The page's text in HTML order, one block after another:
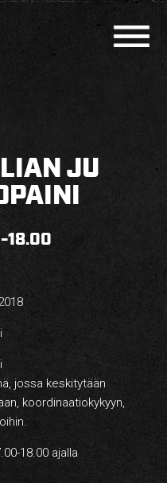
JU
18.00
jossa keskitytään
koordinaatiokykyyn,
18.00 ajalla